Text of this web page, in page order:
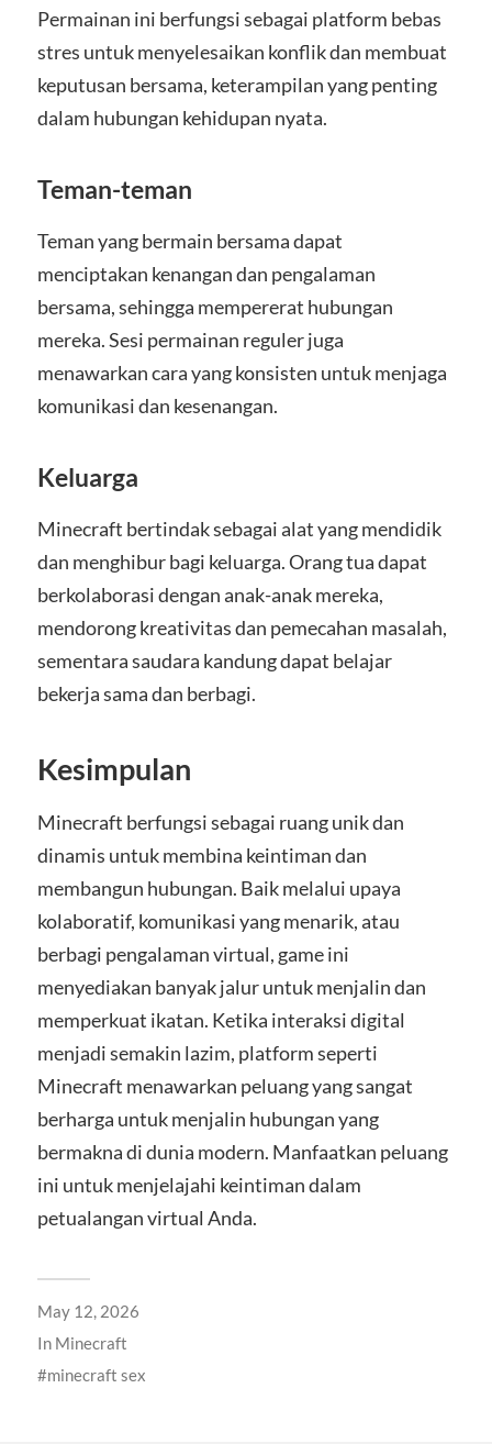
Permainan ini berfungsi sebagai platform bebas
stres untuk menyelesaikan konflik dan membuat
keputusan bersama, keterampilan yang penting
dalam hubungan kehidupan nyata.
Teman-teman
Teman yang bermain bersama dapat
menciptakan kenangan dan pengalaman
bersama, sehingga mempererat hubungan
mereka. Sesi permainan reguler juga
menawarkan cara yang konsisten untuk menjaga
komunikasi dan kesenangan.
Keluarga
Minecraft bertindak sebagai alat yang mendidik
dan menghibur bagi keluarga. Orang tua dapat
berkolaborasi dengan anak-anak mereka,
mendorong kreativitas dan pemecahan masalah,
sementara saudara kandung dapat belajar
bekerja sama dan berbagi.
Kesimpulan
Minecraft berfungsi sebagai ruang unik dan
dinamis untuk membina keintiman dan
membangun hubungan. Baik melalui upaya
kolaboratif, komunikasi yang menarik, atau
berbagi pengalaman virtual, game ini
menyediakan banyak jalur untuk menjalin dan
memperkuat ikatan. Ketika interaksi digital
menjadi semakin lazim, platform seperti
Minecraft menawarkan peluang yang sangat
berharga untuk menjalin hubungan yang
bermakna di dunia modern. Manfaatkan peluang
ini untuk menjelajahi keintiman dalam
petualangan virtual Anda.
May 12, 2026
In Minecraft
minecraft sex